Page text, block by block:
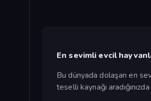
En sevimli evcil
Bu dünyada dolaşan en
teselli kaynağı